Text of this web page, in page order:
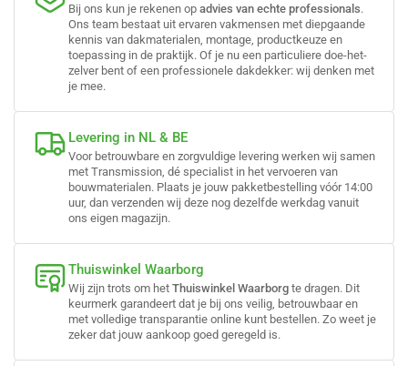
Bij ons kun je rekenen op advies van echte professionals.
Ons team bestaat uit ervaren vakmensen met diepgaande
kennis van dakmaterialen, montage, productkeuze en
toepassing in de praktijk. Of je nu een particuliere doe-het-
zelver bent of een professionele dakdekker: wij denken met
je mee.
Levering in NL & BE
Voor betrouwbare en zorgvuldige levering werken wij samen
met Transmission, dé specialist in het vervoeren van
bouwmaterialen. Plaats je jouw pakketbestelling vóór 14:00
uur, dan verzenden wij deze nog dezelfde werkdag vanuit
ons eigen magazijn.
Thuiswinkel Waarborg
Wij zijn trots om het Thuiswinkel Waarborg te dragen. Dit
keurmerk garandeert dat je bij ons veilig, betrouwbaar en
met volledige transparantie online kunt bestellen. Zo weet je
zeker dat jouw aankoop goed geregeld is.